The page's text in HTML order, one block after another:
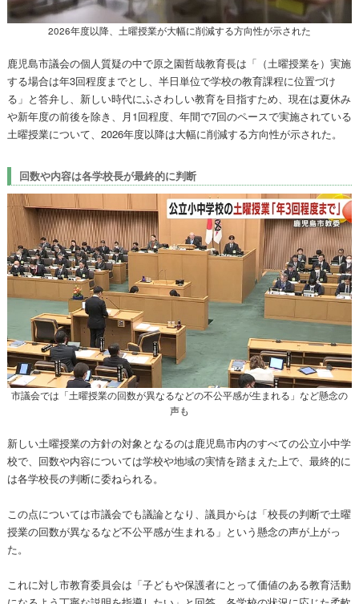
2026年度以降、土曜授業が大幅に削減する方向性が示された
鹿児島市議会の個人質疑の中で原之園哲哉教育長は「（土曜授業を）実施
する場合は年3回程度までとし、半日単位で学校の教育課程に位置づけ
る」と答弁し、新しい時代にふさわしい教育を目指すため、現在は夏休み
や新年度の前後を除き、月1回程度、年間で7回のペースで実施されている
土曜授業について、2026年度以降は大幅に削減する方向性が示された。
回数や内容は各学校長が最終的に判断
市議会では「土曜授業の回数が異なるなどの不公平感が生まれる」など懸念の
声も
新しい土曜授業の方針の対象となるのは鹿児島市内のすべての公立小中学
校で、回数や内容については学校や地域の実情を踏まえた上で、最終的に
は各学校長の判断に委ねられる。
この点については市議会でも議論となり、議員からは「校長の判断で土曜
授業の回数が異なるなど不公平感が生まれる」という懸念の声が上がっ
た。
これに対し市教育委員会は「子どもや保護者にとって価値のある教育活動